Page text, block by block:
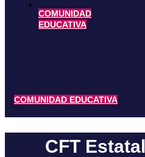
COMUNIDAD
EDUCATIVA
COMUNIDAD EDUCATIVA
CFT